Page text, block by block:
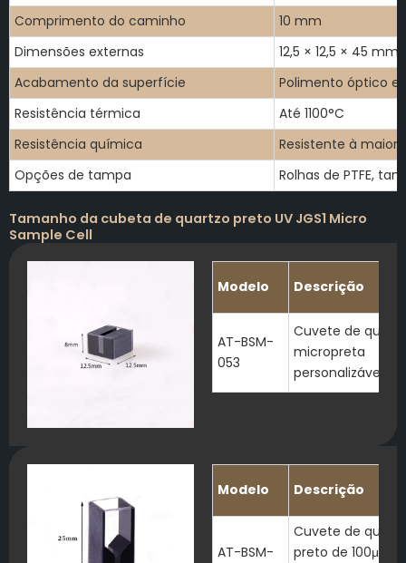
Comprimento do caminho
10 mm
Dimensões externas
12,5 × 12,5 × 45 mm
Acabamento da superfície
Polimento óptico
Resistência térmica
Até 1100°C
Resistência química
Resistente à
Opções de tampa
Rolhas de PTFE,
Tamanho da cubeta de quartzo preto UV JGS1 Micro
Sample Cell
Modelo Descrição
AT-BSM-
053
Cuvete de
micropreta
personalizável
Modelo Descrição
AT-BSM-
Cuvete de
preto de 100μl